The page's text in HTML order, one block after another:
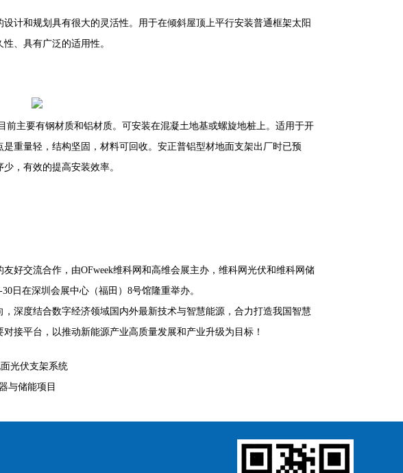
计和规划具有很大的灵活性。用于在倾斜屋顶上平行安装普通框架太阳
、具有广泛的适用性。
主要有钢材质和铝材质。可安装在混凝土地基或螺旋地桩上。适用于开
重量轻，结构坚固，材料可回收。安正普铝型材地面支架出厂时已预
，有效的提高安装效率。
好交流合作，由OFweek维科网和高维会展主办，维科网光伏和维科网储
日在深圳会展中心（福田）8号馆隆重举办。
深度结合数字经济领域国内外最新技术与智慧能源，合力打造我国智慧
接平台，以推动新能源产业高质量发展和产业升级为目标！
光伏支架系统
与储能项目